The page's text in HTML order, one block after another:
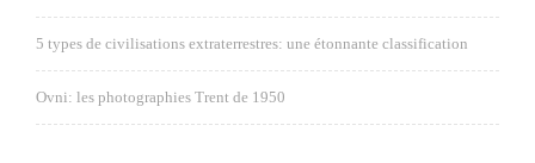
5 types de civilisations extraterrestres: une étonnante classification
Ovni: les photographies Trent de 1950